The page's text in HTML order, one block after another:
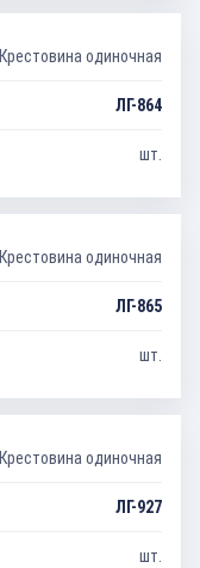
Крестовина одиночная
ЛГ-864
шт.
Крестовина одиночная
ЛГ-865
шт.
Крестовина одиночная
ЛГ-927
шт.